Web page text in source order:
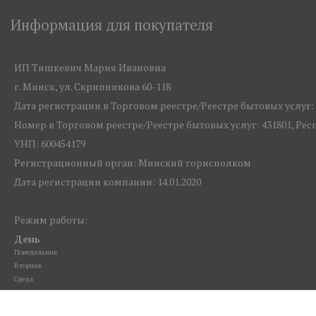
Информация для покупателя
ИП Тишкевич Мария Ивановна
г. Минск, ул. Скрипникова 60-118
Дата регистрации в Торговом реестре/Реестре бытовых услуг:
Номер в Торговом реестре/Реестре бытовых услуг: 431801,
УНП: 600454179
Регистрационный орган: Минский горисполком
Дата регистрации компании: 14.01.2020
Режим работы:
День
Понедельник
Вторник
Среда
Четверг